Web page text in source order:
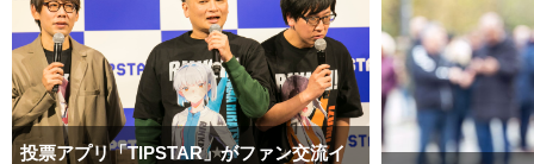
投票アプリ「TIPSTAR」がファン交流イ